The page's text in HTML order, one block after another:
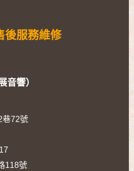
後服務維修
音響）
巷72號
118號